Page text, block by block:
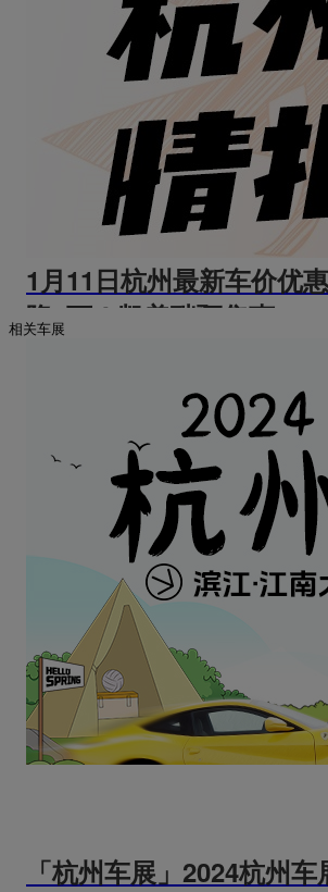
1月11日杭州最新车价优
降4万！凯美瑞预售惠5000~
相关车展
「杭州车展」2024杭州车